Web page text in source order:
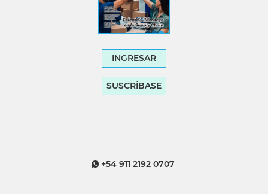
INGRESAR
SUSCRÍBASE
+54 911 2192 0707